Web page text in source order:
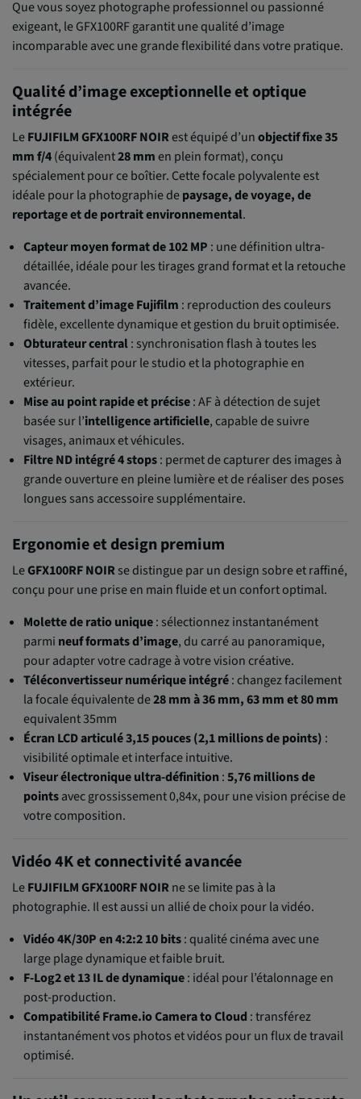
Que vous soyez photographe professionnel ou passionné
exigeant, le GFX100RF garantit une qualité d’image
incomparable avec une grande flexibilité dans votre pratique.
Qualité d’image exceptionnelle et optique
intégrée
LeFUJIFILM GFX100RF NOIRest équipé d’unobjectif fixe 35
mm f/4(équivalent28 mmen plein format), conçu
spécialement pour ce boîtier. Cette focale polyvalente est
idéale pour la photographie depaysage, de voyage, de
reportage et de portrait environnemental.
Capteur moyen format de 102 MP : une définition ultra-
détaillée, idéale pour les tirages grand format et la retouche
avancée.
Traitement d’image Fujifilm : reproduction des couleurs
fidèle, excellente dynamique et gestion du bruit optimisée.
Obturateur central: synchronisation flash à toutes les
vitesses, parfait pour le studio et la photographie en
extérieur.
Mise au point rapide et précise: AF à détection de sujet
basée sur l’intelligence artificielle, capable de suivre
visages, animaux et véhicules.
Filtre ND intégré 4 stops: permet de capturer des images à
grande ouverture en pleine lumière et de réaliser des poses
longues sans accessoire supplémentaire.
Ergonomie et design premium
LeGFX100RF NOIRse distingue par un design sobre et raffiné,
conçu pour une prise en main fluide et un confort optimal.
Molette de ratio unique: sélectionnez instantanément
parmi neuf formats d’image, du carré au panoramique,
pour adapter votre cadrage à votre vision créative.
Téléconvertisseur numérique intégré: changez facilement
la focale équivalente de28 mm à 36 mm, 63 mm et 80 mm
equivalent 35mm
Écran LCD articulé 3,15 pouces (2,1 millions de points) :
visibilité optimale et interface intuitive.
Viseur électronique ultra-définition :5,76 millions de
pointsavec grossissement 0,84x, pour une vision précise de
votre composition.
Vidéo 4K et connectivité avancée
LeFUJIFILM GFX100RF NOIRne se limite pas à la
photographie. Il est aussi un allié de choix pour la vidéo.
Vidéo 4K/30P en 4:2:2 10 bits: qualité cinéma avec une
large plage dynamique et faible bruit.
F-Log2 et 13 IL de dynamique: idéal pour l’étalonnage en
post-production.
Compatibilité Frame.io Camera to Cloud : transférez
instantanément vos photos et vidéos pour un flux de travail
optimisé.